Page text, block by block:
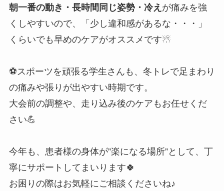
朝一番の動き・長時間同じ姿勢・冷え が痛みを強
くしやすいので、「少し違和感があるな・・・」
くらいでも早めのケアがオススメです☃
⚽スポーツを頑張る学生さんも、冬トレで足まわり
の痛みや張りが出やすい時期です。
大会前の調整や、走り込み後のケアもお任せくだ
さい💪
今年も、患者様の身体が”楽になる場所”として、丁
寧にサポートしてまいります🍀
お困りの際はお気軽にご相談くださいね♪